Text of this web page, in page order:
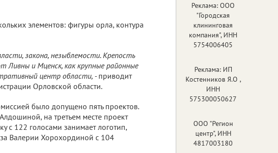
элементов: фигуры орла, контура
закона, незыблемости. Крепость
и Мценск, как крупные районные
центр области, -приводит
Орловской области.
было допущено пять проектов.
на третьем месте проект
с 122 голосами занимает логотип,
Валерии Хорохординой с 104
Реклама: ООО
"Городская
клининговая
компания", ИНН
5754006405
Реклама: ИП
Костенников Я.О ,
ИНН
575300050627
ООО "Регион
центр", ИНН
4817003180